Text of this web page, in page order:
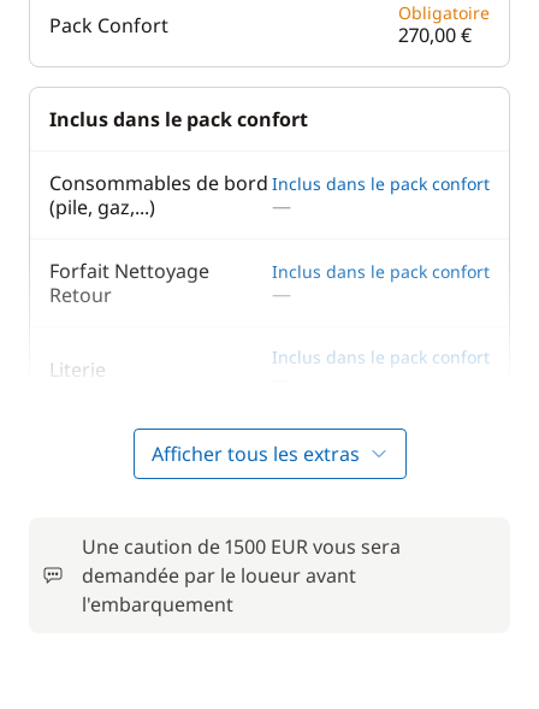
Pack Confort Obligatoire
270,00 €
Inclus dans le pack confort
Consommables de bord
(pile, gaz,...)
Inclus dans le pack confort
—
Forfait Nettoyage
Retour
Inclus dans le pack confort
—
Literie Inclus dans le pack confort
Inclus dans le pack confort
—
Wifi —
Afficher tous les extras
Une caution de 1500 EUR vous sera
demandée par le loueur avant
l'embarquement